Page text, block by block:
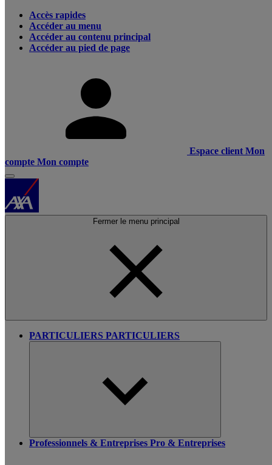
Accès rapides
Accéder au menu
Accéder au contenu principal
Accéder au pied de page
Espace client Mon
compte Mon compte
Fermer le menu principal
PARTICULIERS PARTICULIERS
Professionnels & Entreprises Pro & Entreprises